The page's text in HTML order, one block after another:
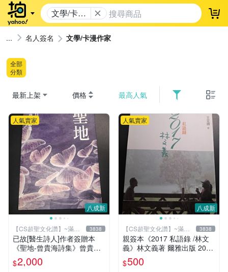
文學/卡漫
作家
登
名人簽名 文學/卡漫作家
全部
分類
最新上架 價格 最高人氣
八成新
人氣賣家
【CS超聖文化讚】~滿千
元送運
3838
已故[醫生詩人]作者簽贈本
《聖地-曾貴海詩集》曾貴海
著 春暉出版 2023年初版一刷
【CS超聖文化讚】
$2,000
八成新
人氣賣家
【CS超聖文化讚】~滿千
元送運
3838
親簽本《2017 私語錄 /林文
義》林文義著 爾雅出版 2018
年初版【CS超聖文化讚】
$500